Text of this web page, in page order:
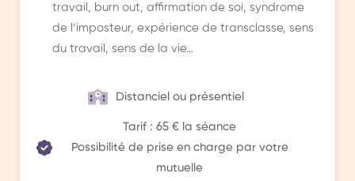
travail, burn out, affirmation de soi, syndrome
de l’imposteur, expérience de transclasse, sens
du travail, sens de la vie…
Distanciel ou présentiel
Tarif : 65 € la séance
Possibilité de prise en charge par votre
mutuelle